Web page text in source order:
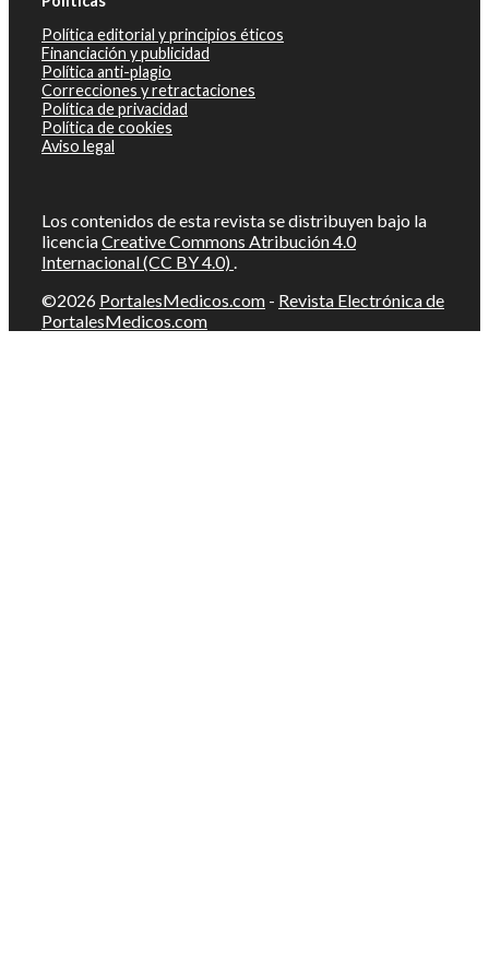
Política editorial y principios éticos
Financiación y publicidad
Política anti-plagio
Correcciones y retractaciones
Política de privacidad
Política de cookies
Aviso legal
Los contenidos de esta revista se distribuyen bajo la
licenciaCreative Commons Atribución 4.0
Internacional (CC BY 4.0)
©2026 PortalesMedicos.com - Revista Electrónica de
PortalesMedicos.com